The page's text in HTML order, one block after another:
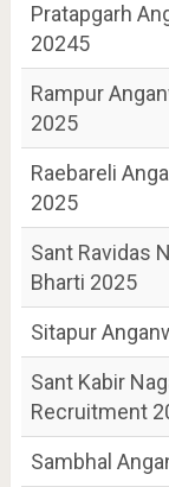
Pratapgarh
20245
Rampur
2025
Raebareli
2025
Sant Ravidas
Bharti 2025
Sitapur
Sant Kabir
Recruitment
Sambhal